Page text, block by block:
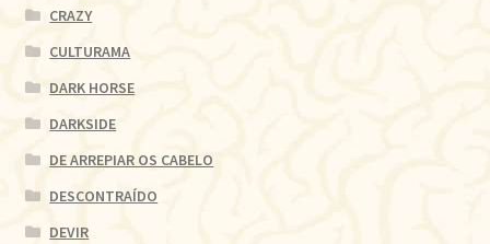
CRAZY
CULTURAMA
DARK HORSE
DARKSIDE
DE ARREPIAR OS CABELO
DESCONTRAÍDO
DEVIR